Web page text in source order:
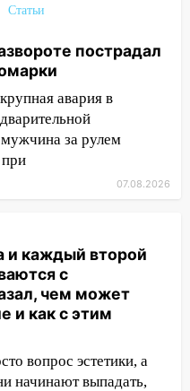
на
акцию «Час
один день
и
непогода: град
купить иномарку
тысяч рублей
Статьи
пострадал
авария в
за рулем
07.08.2026
и каждый второй
с
чем может
и как с этим
вопрос эстетики, а
начинают выпадать,